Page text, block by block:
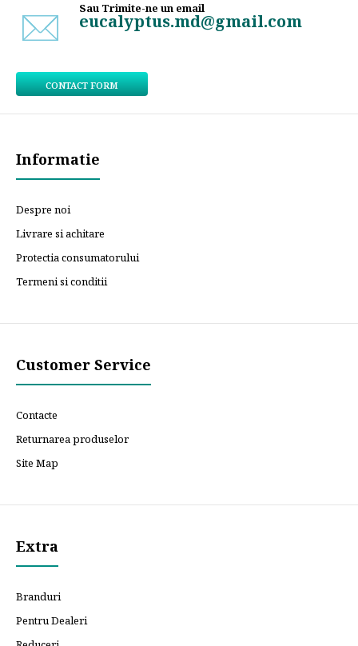
Sau Trimite-ne un email
eucalyptus.md@gmail.com
CONTACT FORM
Informatie
Despre noi
Livrare si achitare
Protectia consumatorului
Termeni si conditii
Customer Service
Contacte
Returnarea produselor
Site Map
Extra
Branduri
Pentru Dealeri